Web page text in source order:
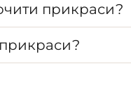
прикраси?